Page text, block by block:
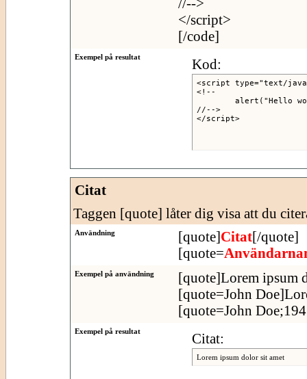
</script>
[/code]
Exempel på resultat Kod:
<script type="text/
<!--
//-->
</script>
Citat
Taggen [quote] låter dig visa att du
Användning [quote]Citat[/quote]
[quote=
Exempel på användning
[quote]Lorem ipsum
[quote=John
[quote=John
Exempel på resultat Citat:
Lorem ipsum dolor sit amet